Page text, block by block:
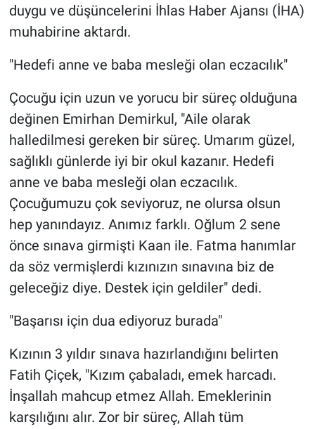
duygu ve düşüncelerini İhlas Haber Ajansı (İHA)
muhabirine aktardı.
"Hedefi anne ve baba mesleği olan eczacılık"
Çocuğu için uzun ve yorucu bir süreç olduğuna
değinen Emirhan Demirkul, "Aile olarak
halledilmesi gereken bir süreç. Umarım güzel,
sağlıklı günlerde iyi bir okul kazanır. Hedefi
anne ve baba mesleği olan eczacılık.
Çocuğumuzu çok seviyoruz, ne olursa olsun
hep yanındayız. Anımız farklı. Oğlum 2 sene
önce sınava girmişti Kaan ile. Fatma hanımlar
da söz vermişlerdi kızınızın sınavına biz de
geleceğiz diye. Destek için geldiler" dedi.
"Başarısı için dua ediyoruz burada"
Kızının 3 yıldır sınava hazırlandığını belirten
Fatih Çiçek, "Kızım çabaladı, emek harcadı.
İnşallah mahcup etmez Allah. Emeklerinin
karşılığını alır. Zor bir süreç, Allah tüm